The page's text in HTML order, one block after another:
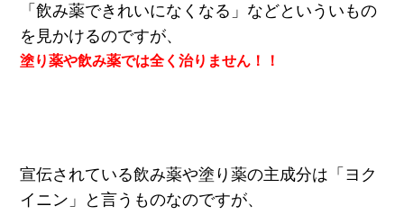
「飲み薬できれいになくなる」などといういもの
を見かけるのですが、
塗り薬や飲み薬では全く治りません！！
宣伝されている飲み薬や塗り薬の主成分は「ヨク
イニン」と言うものなのですが、